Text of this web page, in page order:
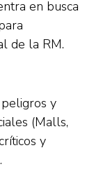
en busca
de la RM.
y
(Malls,
y